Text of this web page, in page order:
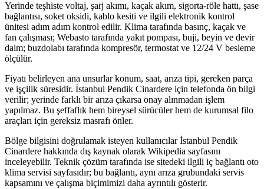
Yerinde teşhiste voltaj, şarj akımı, kaçak akım, sigorta-röle hattı, şase
bağlantısı, soket oksidi, kablo kesiti ve ilgili elektronik kontrol
ünitesi adım adım kontrol edilir. Klima tarafında basınç, kaçak ve
fan çalışması; Webasto tarafında yakıt pompası, buji, beyin ve devir
daim; buzdolabı tarafında kompresör, termostat ve 12/24 V besleme
ölçülür.
Fiyatı belirleyen ana unsurlar konum, saat, arıza tipi, gereken parça
ve işçilik süresidir. İstanbul Pendik Cinardere için telefonda ön bilgi
verilir; yerinde farklı bir arıza çıkarsa onay alınmadan işlem
yapılmaz. Bu şeffaflık hem bireysel sürücüler hem de kurumsal filo
araçları için gereksiz masrafı önler.
Bölge bilgisini doğrulamak isteyen kullanıcılar İstanbul Pendik
Cinardere hakkında dış kaynak olarak Wikipedia sayfasını
inceleyebilir. Teknik çözüm tarafında ise sitedeki ilgili iç bağlantı oto
klima servisi sayfasıdır; bu bağlantı, aynı arıza grubundaki servis
kapsamını ve çalışma biçimimizi daha ayrıntılı gösterir.